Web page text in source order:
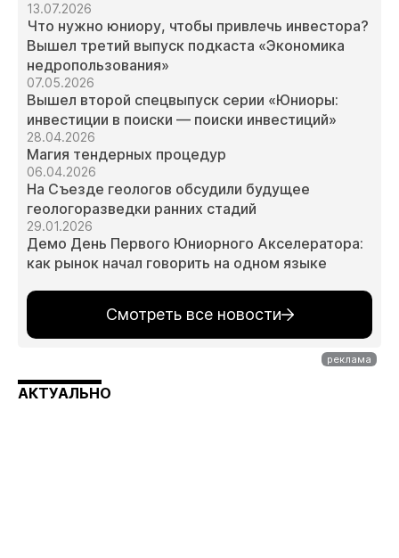
13.07.2026
Что нужно юниору, чтобы привлечь инвестора?
Вышел третий выпуск подкаста «Экономика
недропользования»
07.05.2026
Вышел второй спецвыпуск серии «Юниоры:
инвестиции в поиски — поиски инвестиций»
28.04.2026
Магия тендерных процедур
06.04.2026
На Съезде геологов обсудили будущее
геологоразведки ранних стадий
29.01.2026
Демо День Первого Юниорного Акселератора:
как рынок начал говорить на одном языке
Смотреть все новости
АКТУАЛЬНО